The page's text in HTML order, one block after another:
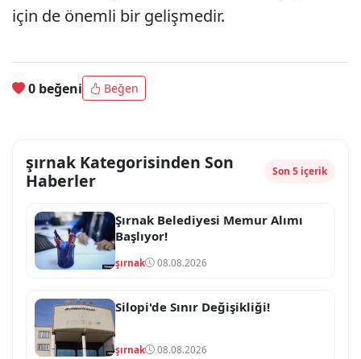
için de önemli bir gelişmedir.
0 beğeni Beğen
şırnak Kategorisinden Son
Haberler
Son 5 içerik
Şırnak Belediyesi Memur Alımı
Başlıyor!
şırnak 08.08.2026
Silopi'de Sınır Değişikliği!
şırnak 08.08.2026